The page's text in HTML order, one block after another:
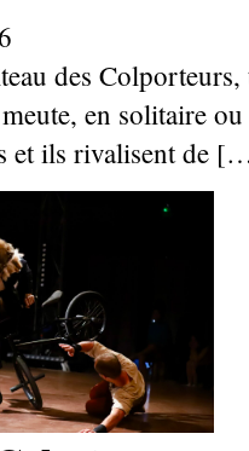
des
en solitaire ou
et ils rivalisent de